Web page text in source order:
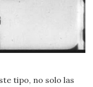
tipo, no solo las